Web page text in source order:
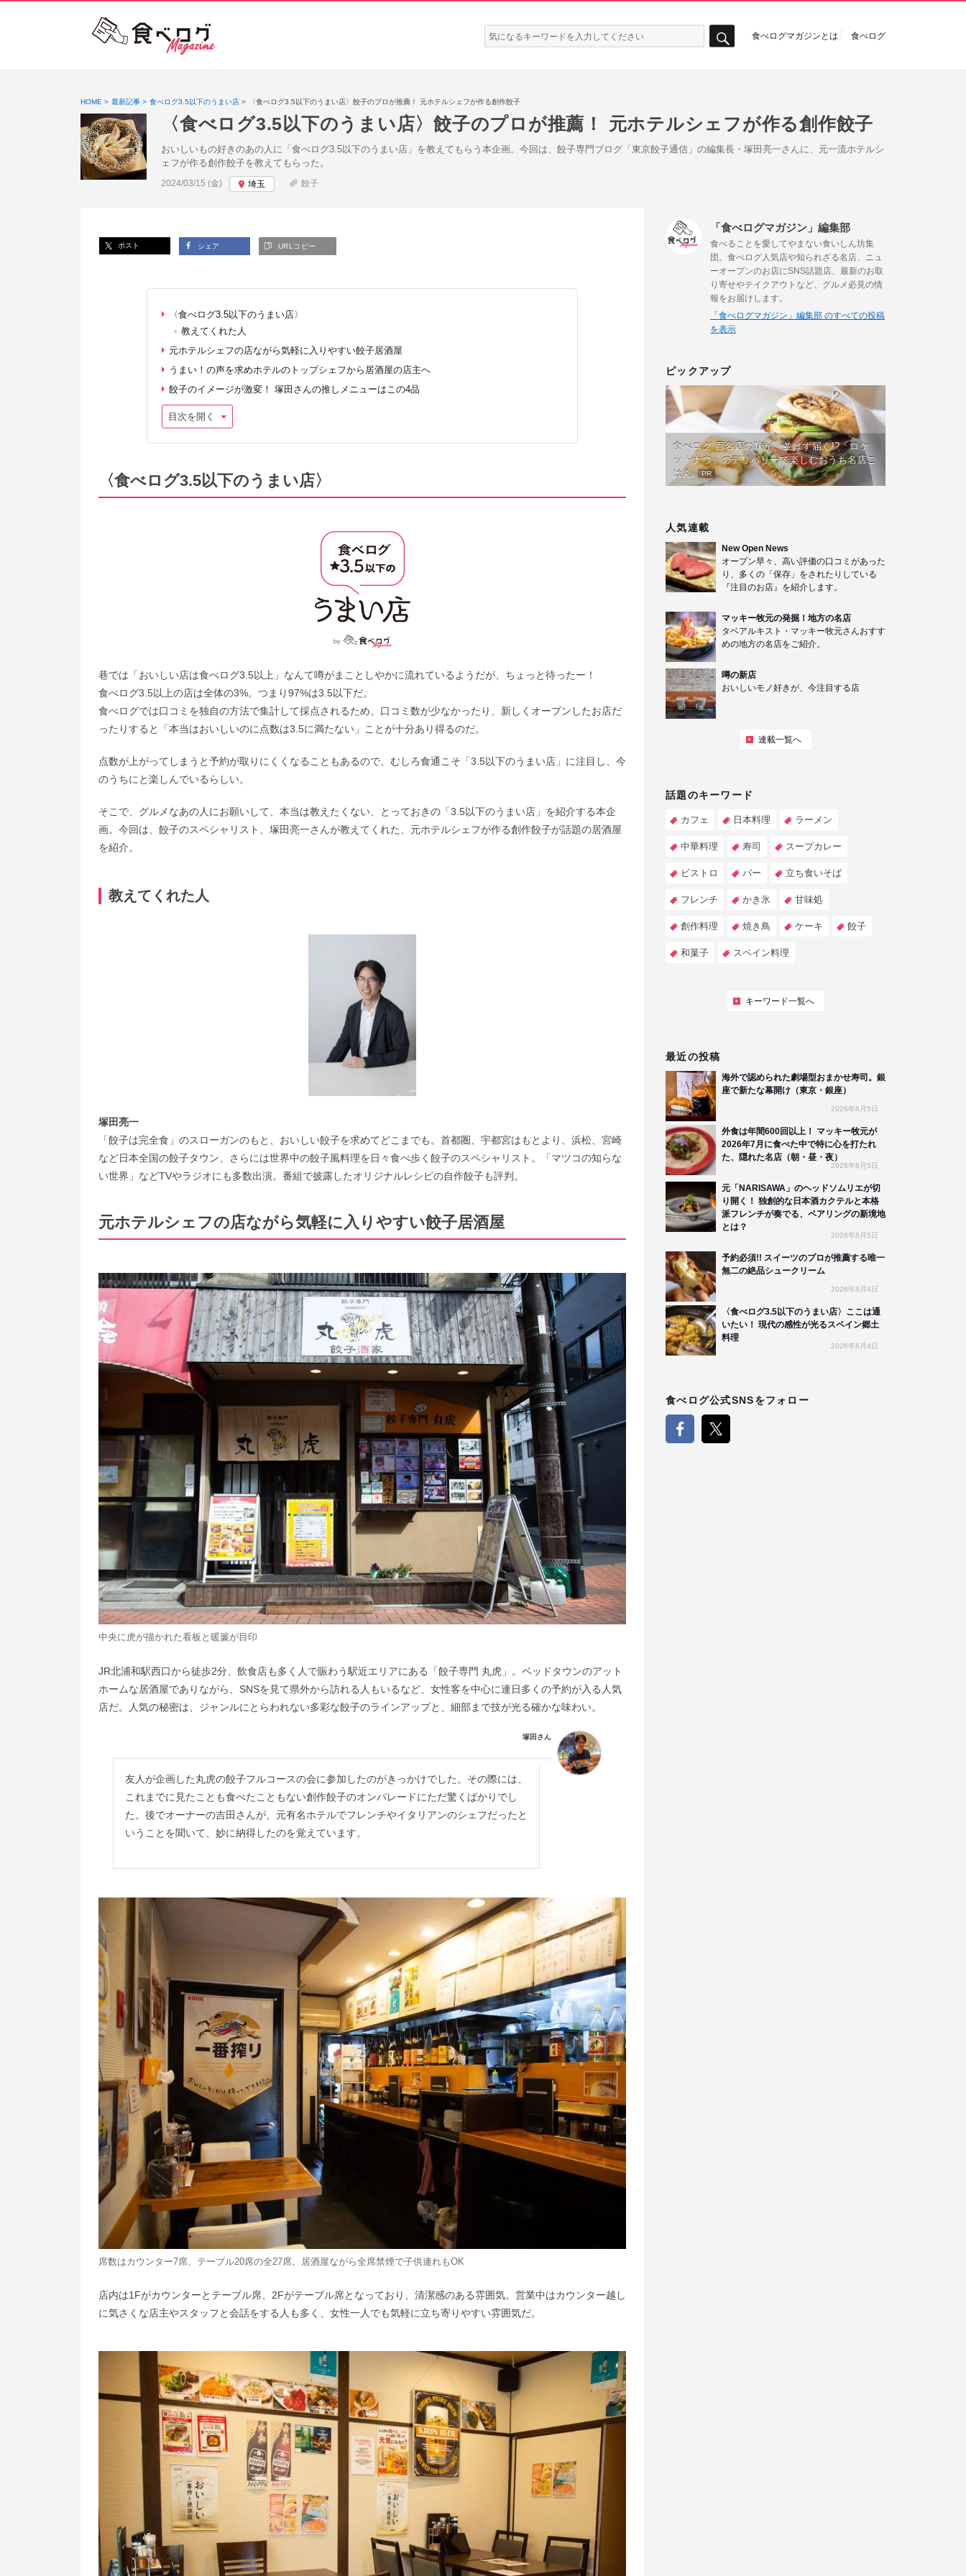
検
索:
食べログマガジンとは 食べログ
HOME 最新記事 食べログ3.5以下のうまい店 〈食べログ3.5以下のうまい店〉餃子のプロが推薦！ 元ホテルシェフが作る創作餃子
〈食べログ3.5以下のうまい店〉餃子のプロが推薦！ 元ホテルシェフが作る創作餃子
おいしいもの好きのあの人に「食べログ3.5以下のうまい店」を教えてもらう本企画。今回は、餃子専門ブログ「東京餃子通信」の編集長・塚田亮一さんに、元一流ホテルシ
ェフが作る創作餃子を教えてもらった。
投稿日:
2024/03/15 (金) 埼玉 餃子
ポスト シェア URLコピー
〈食べログ3.5以下のうまい店〉
教えてくれた人
元ホテルシェフの店ながら気軽に入りやすい餃子居酒屋
うまい！の声を求めホテルのトップシェフから居酒屋の店主へ
餃子のイメージが激変！ 塚田さんの推しメニューはこの4品
目次を開く
〈食べログ3.5以下のうまい店〉
巷では「おいしい店は食べログ3.5以上」なんて噂がまことしやかに流れているようだが、ちょっと待ったー！
食べログ3.5以上の店は全体の3%。つまり97%は3.5以下だ。
食べログでは口コミを独自の方法で集計して採点されるため、口コミ数が少なかったり、新しくオープンしたお店だ
ったりすると「本当はおいしいのに点数は3.5に満たない」ことが十分あり得るのだ。
点数が上がってしまうと予約が取りにくくなることもあるので、むしろ食通こそ「3.5以下のうまい店」に注目し、今
のうちにと楽しんでいるらしい。
そこで、グルメなあの人にお願いして、本当は教えたくない、とっておきの「3.5以下のうまい店」を紹介する本企
画。今回は、餃子のスペシャリスト、塚田亮一さんが教えてくれた、元ホテルシェフが作る創作餃子が話題の居酒屋
を紹介。
教えてくれた人
塚田亮一
「餃子は完全食」のスローガンのもと、おいしい餃子を求めてどこまでも。首都圏、宇都宮はもとより、浜松、宮崎
など日本全国の餃子タウン、さらには世界中の餃子風料理を日々食べ歩く餃子のスペシャリスト。「マツコの知らな
い世界」などTVやラジオにも多数出演。番組で披露したオリジナルレシピの自作餃子も評判。
元ホテルシェフの店ながら気軽に入りやすい餃子居酒屋
中央に虎が描かれた看板と暖簾が目印
JR北浦和駅西口から徒歩2分、飲食店も多く人で賑わう駅近エリアにある「餃子専門 丸虎」。ベッドタウンのアット
ホームな居酒屋でありながら、SNSを見て県外から訪れる人もいるなど、女性客を中心に連日多くの予約が入る人気
店だ。人気の秘密は、ジャンルにとらわれない多彩な餃子のラインアップと、細部まで技が光る確かな味わい。
塚田さん
友人が企画した丸虎の餃子フルコースの会に参加したのがきっかけでした。その際には、
これまでに見たことも食べたこともない創作餃子のオンパレードにただ驚くばかりでし
た。後でオーナーの吉田さんが、元有名ホテルでフレンチやイタリアンのシェフだったと
いうことを聞いて、妙に納得したのを覚えています。
席数はカウンター7席、テーブル20席の全27席。居酒屋ながら全席禁煙で子供連れもOK
店内は1Fがカウンターとテーブル席、2Fがテーブル席となっており、清潔感のある雰囲気。営業中はカウンター越し
に気さくな店主やスタッフと会話をする人も多く、女性一人でも気軽に立ち寄りやすい雰囲気だ。
「食べログマガジン」編集部
食べることを愛してやまない食いしん坊集
団。食べログ人気店や知られざる名店、ニュ
ーオープンのお店にSNS話題店、最新のお取
り寄せやテイクアウトなど、グルメ必見の情
報をお届けします。
「食べログマガジン」編集部 のすべての投稿
を表示
ピックアップ
食べログ 百名店の味が、並ばず届く!?「ロケ
ットナウ」のデリバリーで楽しむおうち名店ご
はん
PR
人気連載
New Open News
オープン早々、高い評価の口コミがあった
り、多くの「保存」をされたりしている
『注目のお店』を紹介します。
マッキー牧元の発掘！地方の名店
タベアルキスト・マッキー牧元さんおすす
めの地方の名店をご紹介。
噂の新店
おいしいモノ好きが、今注目する店
連載一覧へ
話題のキーワード
カフェ 日本料理 ラーメン
中華料理 寿司 スープカレー
ビストロ バー 立ち食いそば
フレンチ かき氷 甘味処
創作料理 焼き鳥 ケーキ 餃子
和菓子 スペイン料理
キーワード一覧へ
最近の投稿
海外で認められた劇場型おまかせ寿司。銀
座で新たな幕開け（東京・銀座）
2026年8月5日
外食は年間600回以上！ マッキー牧元が
2026年7月に食べた中で特に心を打たれ
た、隠れた名店（朝・昼・夜）
2026年8月5日
元「NARISAWA」のヘッドソムリエが切
り開く！ 独創的な日本酒カクテルと本格
派フレンチが奏でる、ペアリングの新境地
とは？
2026年8月5日
予約必須!! スイーツのプロが推薦する唯一
無二の絶品シュークリーム
2026年8月4日
〈食べログ3.5以下のうまい店〉ここは通
いたい！ 現代の感性が光るスペイン郷土
料理
2026年8月4日
食べログ公式SNSをフォロー